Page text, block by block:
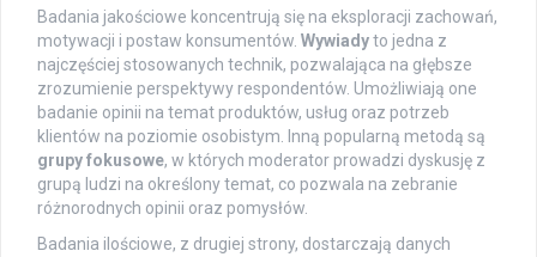
Badania jakościowe koncentrują się na eksploracji zachowań,
motywacji i postaw konsumentów. Wywiadyto jedna z
najczęściej stosowanych technik, pozwalająca na głębsze
zrozumienie perspektywy respondentów. Umożliwiają one
badanie opinii na temat produktów, usług oraz potrzeb
klientów na poziomie osobistym. Inną popularną metodą są
grupy fokusowe, w których moderator prowadzi dyskusję z
grupą ludzi na określony temat, co pozwala na zebranie
różnorodnych opinii oraz pomysłów.
Badania ilościowe, z drugiej strony, dostarczają danych